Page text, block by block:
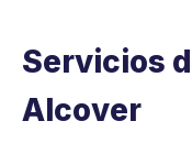
Servicios
Alcover